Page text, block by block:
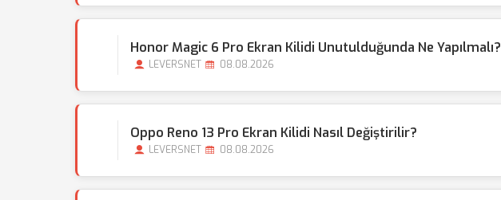
Honor Magic 6 Pro Ekran Kilidi Unutulduğunda Ne Yapılmalı?
LEVERSNET 08.08.2026
Oppo Reno 13 Pro Ekran Kilidi Nasıl Değiştirilir?
LEVERSNET 08.08.2026